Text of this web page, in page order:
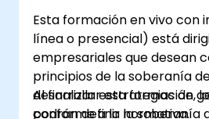
Esta formación en vivo con
línea o presencial) está
empresariales que desean
principios de la soberanía
desarrollar estrategias de
conforme a la normativa.
Al finalizar esta formación,
podrán definir la soberanía